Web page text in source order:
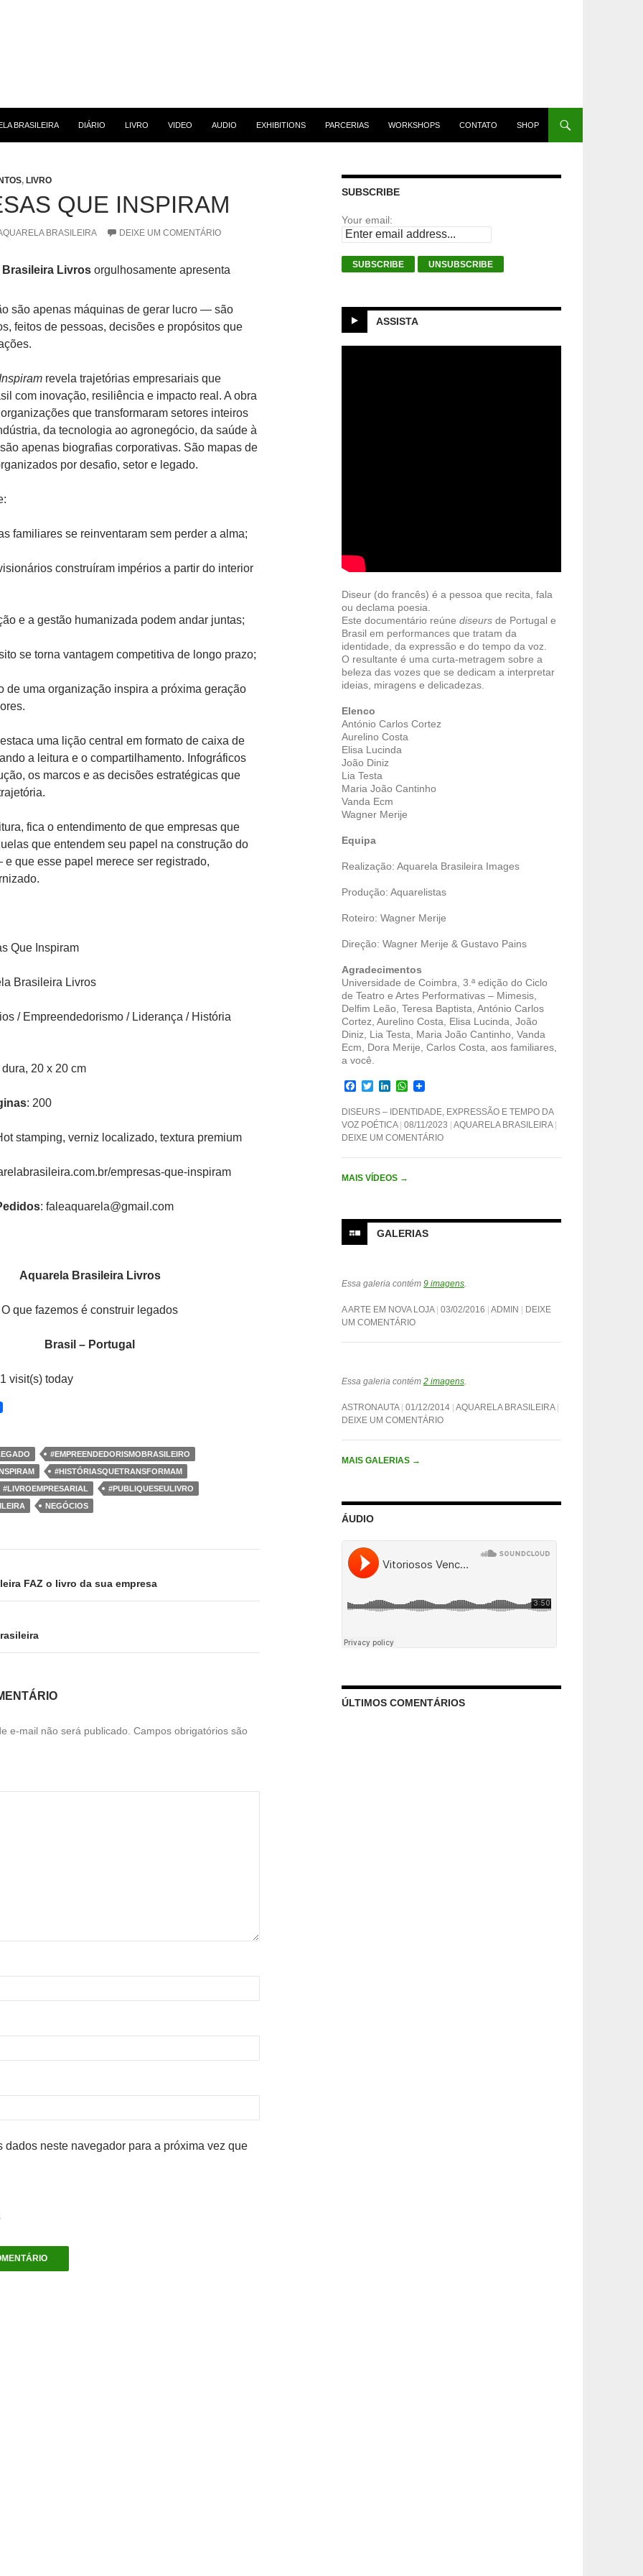
BRASILEIRA
DIÁRIO LIVRO VIDEO AUDIO EXHIBITIONS PARCERIAS WORKSHOPS CONTATO SHOP
, LIVRO
QUE INSPIRAM
BRASILEIRA DEIXE UM COMENTÁRIO
Brasileira Livros orgulhosamente apresenta
são apenas máquinas de gerar lucro — são
feitos de pessoas, decisões e propósitos que
revela trajetórias empresariais que
com inovação, resiliência e impacto real. A obra
que transformaram setores inteiros
da tecnologia ao agronegócio, da saúde à
apenas biografias corporativas. São mapas de
por desafio, setor e legado.
familiares se reinventaram sem perder a alma;
construíram impérios a partir do interior
e a gestão humanizada podem andar juntas;
se torna vantagem competitiva de longo prazo;
de uma organização inspira a próxima geração
uma lição central em formato de caixa de
a leitura e o compartilhamento. Infográficos
os marcos e as decisões estratégicas que
fica o entendimento de que empresas que
que entendem seu papel na construção do
que esse papel merece ser registrado,
Que Inspiram
Brasileira Livros
/ Empreendedorismo / Liderança / História
20 x 20 cm
s: 200
stamping, verniz localizado, textura premium
empresas-que-inspiram
: faleaquarela@gmail.com
Aquarela Brasileira Livros
O que fazemos é construir legados
Brasil – Portugal
visit(s) today
#EMPREENDEDORISMOBRASILEIRO
#HISTÓRIASQUETRANSFORMAM
#LIVROEMPRESARIAL
#PUBLIQUESEULIVRO
NEGÓCIOS
FAZ o livro da sua empresa
e-mail não será publicado. Campos obrigatórios são
dados neste navegador para a próxima vez que
SUBSCRIBE
Your email:
ASSISTA
Diseur (do francês) é a pessoa que recita, fala
ou declama poesia.
Este documentário reúne diseurs de Portugal e
Brasil em performances que tratam da
identidade, da expressão e do tempo da voz.
O resultante é uma curta-metragem sobre a
beleza das vozes que se dedicam a interpretar
ideias, miragens e delicadezas.
Elenco
António Carlos Cortez
Aurelino Costa
Elisa Lucinda
João Diniz
Lia Testa
Maria João Cantinho
Vanda Ecm
Wagner Merije
Equipa
Realização: Aquarela Brasileira Images
Produção: Aquarelistas
Roteiro: Wagner Merije
Direção: Wagner Merije & Gustavo Pains
Agradecimentos
Universidade de Coimbra, 3.ª edição do Ciclo
de Teatro e Artes Performativas – Mimesis,
Delfim Leão, Teresa Baptista, António Carlos
Cortez, Aurelino Costa, Elisa Lucinda, João
Diniz, Lia Testa, Maria João Cantinho, Vanda
Ecm, Dora Merije, Carlos Costa, aos familiares,
a você.
F
c
e
b
o
o
T
i
t
t
e
r
L
n
k
e
d
I
W
a
t
s
A
p
DISEURS – IDENTIDADE, EXPRESSÃO E TEMPO DA
VOZ POÉTICA
08/11/2023
AQUARELA BRASILEIRA
DEIXE UM COMENTÁRIO
MAIS VÍDEOS →
GALERIAS
Essa galeria contém 9 imagens
A ARTE EM NOVA LOJA 03/02/2016 ADMIN
DEIXE
UM COMENTÁRIO
Essa galeria contém 2 imagens
ASTRONAUTA 01/12/2014 AQUARELA BRASILEIRA
DEIXE UM COMENTÁRIO
MAIS GALERIAS →
ÁUDIO
ÚLTIMOS COMENTÁRIOS